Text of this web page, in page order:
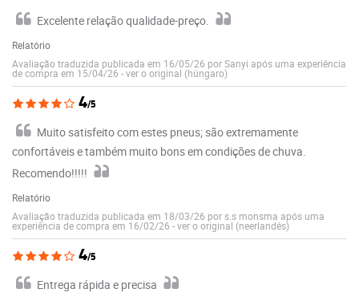
Excelente relação qualidade-preço.
Relatório
Avaliação traduzida publicada em 16/05/26 por Sanyi após uma experiência
de compra em 15/04/26 -ver o original (húngaro)
4/5
Muito satisfeito com estes pneus; são extremamente
confortáveis e também muito bons em condições de chuva.
Recomendo!!!!!
Relatório
Avaliação traduzida publicada em 18/03/26 por s.s monsma após uma
experiência de compra em 16/02/26 -ver o original (neerlandês)
4/5
Entrega rápida e precisa